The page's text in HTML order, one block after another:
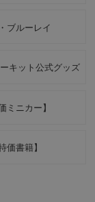
ブルーレイ
キット公式グッズ
ミニカー】
価書籍】